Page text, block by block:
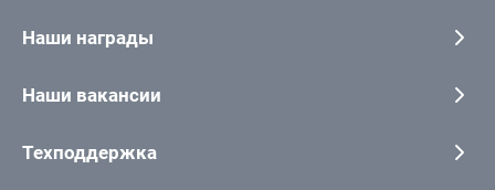
Наши награды
Наши вакансии
Техподдержка